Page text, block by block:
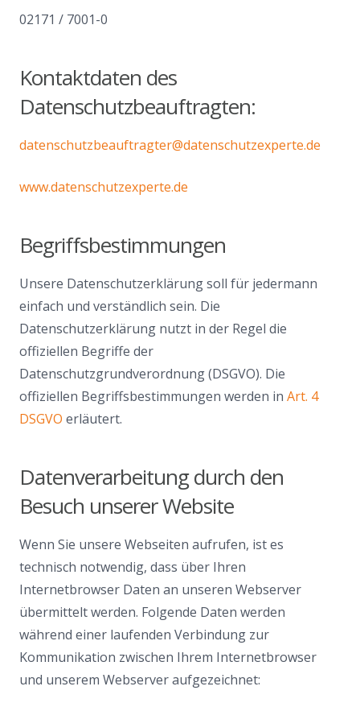
02171 / 7001-0
Kontaktdaten des
Datenschutzbeauftragten:
datenschutzbeauftragter@datenschutzexperte.de
www.datenschutzexperte.de
Begriffsbestimmungen
Unsere Datenschutzerklärung soll für jedermann
einfach und verständlich sein. Die
Datenschutzerklärung nutzt in der Regel die
offiziellen Begriffe der
Datenschutzgrundverordnung (DSGVO). Die
offiziellen Begriffsbestimmungen werden in Art. 4
DSGVO erläutert.
Datenverarbeitung durch den
Besuch unserer Website
Wenn Sie unsere Webseiten aufrufen, ist es
technisch notwendig, dass über Ihren
Internetbrowser Daten an unseren Webserver
übermittelt werden. Folgende Daten werden
während einer laufenden Verbindung zur
Kommunikation zwischen Ihrem Internetbrowser
und unserem Webserver aufgezeichnet: